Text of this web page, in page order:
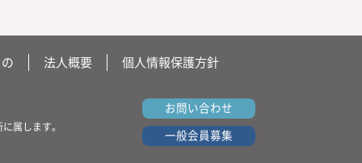
法人概要 個人情報保護方針
属します。
お問い合わせ
一般会員募集